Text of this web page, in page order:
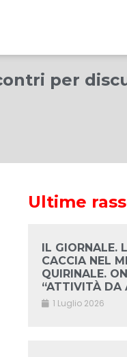
per
Ultime
IL GIORNALE.
CACCIA NEL
QUIRINALE.
“ATTIVITÀ DA
1 Luglio 2026